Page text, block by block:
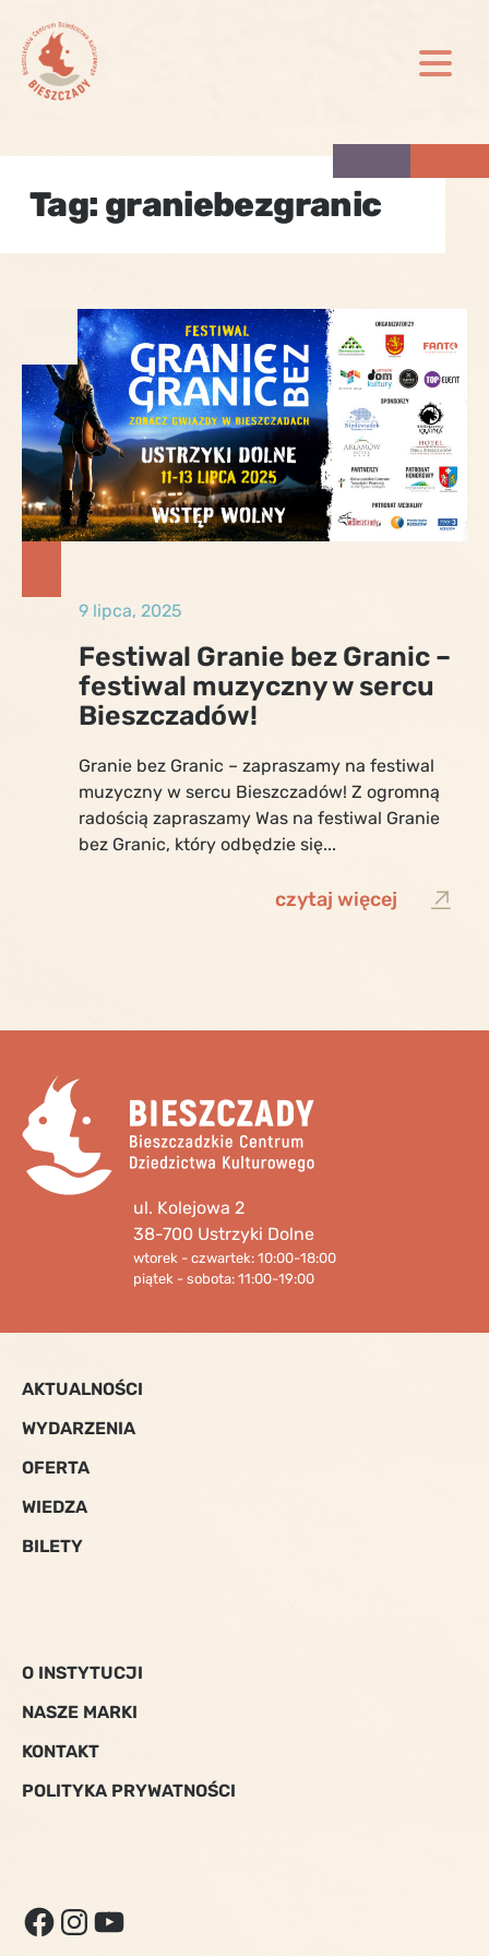
content
Tag: graniebezgranic
9 lipca, 2025
Festiwal Granie bez Granic –
festiwal muzyczny w sercu
Bieszczadów!
Granie bez Granic – zapraszamy na festiwal
muzyczny w sercu Bieszczadów! Z ogromną
radością zapraszamy Was na festiwal Granie
bez Granic, który odbędzie się...
czytaj więcej
ul. Kolejowa 2
38-700 Ustrzyki Dolne
wtorek - czwartek: 10:00-18:00
piątek - sobota: 11:00-19:00
AKTUALNOŚCI
WYDARZENIA
OFERTA
WIEDZA
BILETY
O INSTYTUCJI
NASZE MARKI
KONTAKT
POLITYKA PRYWATNOŚCI
FACEBOOK
INSTAGRAM